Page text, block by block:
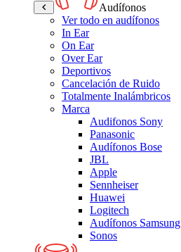
Audífonos
Ver todo en audífonos
In Ear
On Ear
Over Ear
Deportivos
Cancelación de Ruido
Totalmente Inalámbricos
Marca
Audifonos Sony
Panasonic
Audífonos Bose
JBL
Apple
Sennheiser
Huawei
Logitech
Audífonos Samsung
Sonos